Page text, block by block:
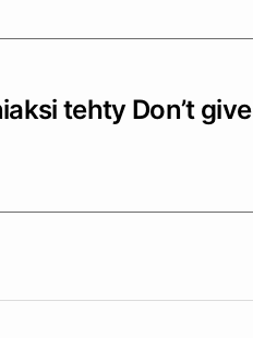
tehty Don’t give